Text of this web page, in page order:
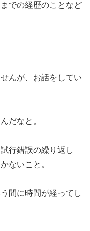
での経歴のことなど
んが、お話をしてい
だなと。
行錯誤の繰り返し
ないこと。
間に時間が経ってし